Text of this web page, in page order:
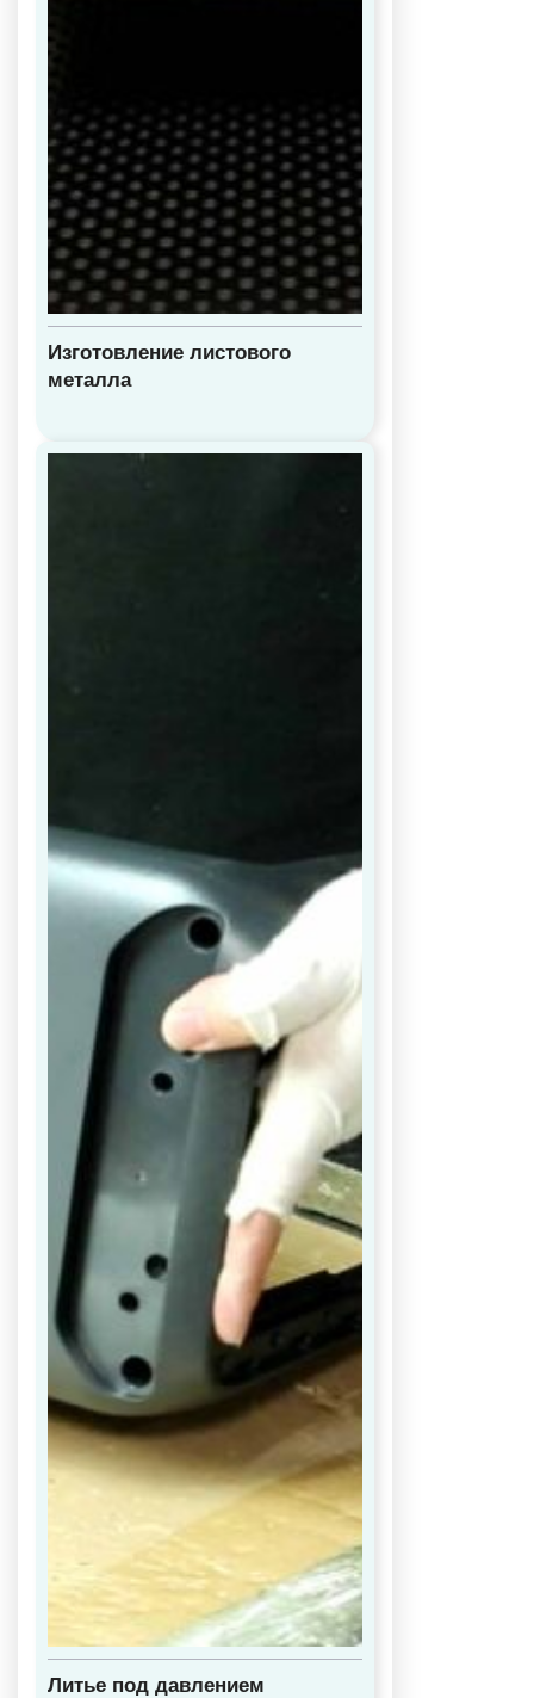
Изготовление листового
металла
Литье под давлением